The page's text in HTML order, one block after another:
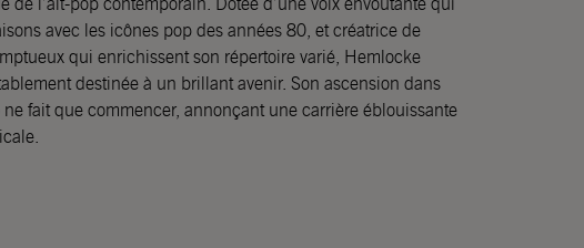
avec les icônes pop des années 80, et créatrice de
qui enrichissent son répertoire varié, Hemlocke
destinée à un brillant avenir. Son ascension dans
ne fait que commencer, annonçant une carrière éblouissante